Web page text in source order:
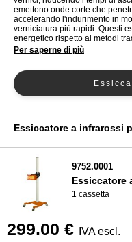
TUTORIAL E CONSIGLI
CHI SIAMO?
emettono onde corte che
accelerando l'indurimento in
verniciatura più rapidi. Questi
energetico rispetto ai metodi
Per saperne di più
Essiccatore a infrarossi
9752.0001
Essiccatore
1 cassetta
299.00 € IVA escl.